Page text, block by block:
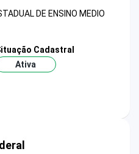
DE ENSINO MEDIO
Cadastral
Ativa